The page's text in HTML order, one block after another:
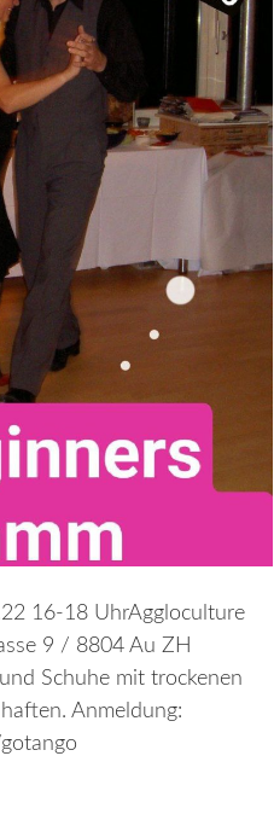
16-18 UhrAggloculture
9 / 8804 Au ZH
Schuhe mit trockenen
Anmeldung: